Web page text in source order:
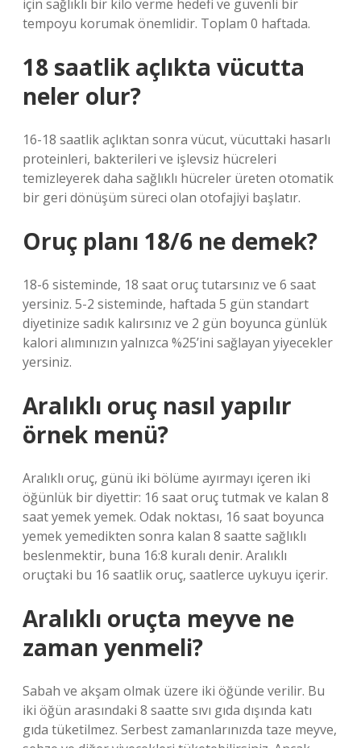
için sağlıklı bir kilo verme hedefi ve güvenli bir
tempoyu korumak önemlidir. Toplam 0 haftada.
18 saatlik açlıkta vücutta
neler olur?
16-18 saatlik açlıktan sonra vücut, vücuttaki hasarlı
proteinleri, bakterileri ve işlevsiz hücreleri
temizleyerek daha sağlıklı hücreler üreten otomatik
bir geri dönüşüm süreci olan otofajiyi başlatır.
Oruç planı 18/6 ne demek?
18-6 sisteminde, 18 saat oruç tutarsınız ve 6 saat
yersiniz. 5-2 sisteminde, haftada 5 gün standart
diyetinize sadık kalırsınız ve 2 gün boyunca günlük
kalori alımınızın yalnızca %25’ini sağlayan yiyecekler
yersiniz.
Aralıklı oruç nasıl yapılır
örnek menü?
Aralıklı oruç, günü iki bölüme ayırmayı içeren iki
öğünlük bir diyettir: 16 saat oruç tutmak ve kalan 8
saat yemek yemek. Odak noktası, 16 saat boyunca
yemek yemedikten sonra kalan 8 saatte sağlıklı
beslenmektir, buna 16:8 kuralı denir. Aralıklı
oruçtaki bu 16 saatlik oruç, saatlerce uykuyu içerir.
Aralıklı oruçta meyve ne
zaman yenmeli?
Sabah ve akşam olmak üzere iki öğünde verilir. Bu
iki öğün arasındaki 8 saatte sıvı gıda dışında katı
gıda tüketilmez. Serbest zamanlarınızda taze meyve,